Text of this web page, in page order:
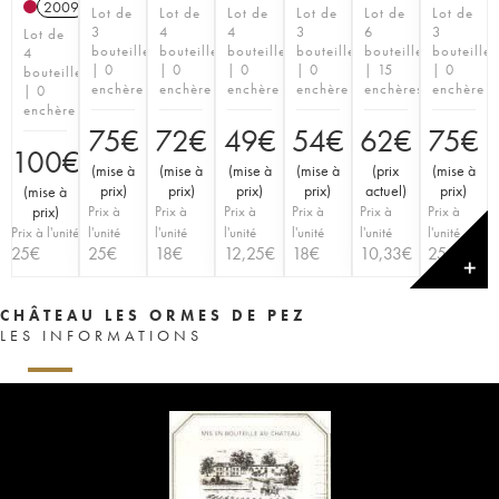
2009
Lot de
4
bouteilles
| 0
enchère
100€
(mise à
prix)
Prix à l'unité
25€
Lot de
3
bouteilles
| 0
enchère
75€
(mise à
prix)
Prix à
l'unité
25€
Lot de
4
bouteilles
| 0
enchère
72€
(mise à
prix)
Prix à
l'unité
18€
Lot de
4
bouteilles
| 0
enchère
49€
(mise à
prix)
Prix à
l'unité
12,25€
Lot de
3
bouteilles
| 0
enchère
54€
(mise à
prix)
Prix à
l'unité
18€
Lot de
6
bouteilles
| 15
enchères
62€
(prix
actuel)
Prix à
l'unité
10,33€
Lot de
3
bouteilles
| 0
enchère
75€
(mise à
prix)
Prix à
l'unité
25€
✕
CHÂTEAU LES ORMES DE PEZ
LES INFORMATIONS